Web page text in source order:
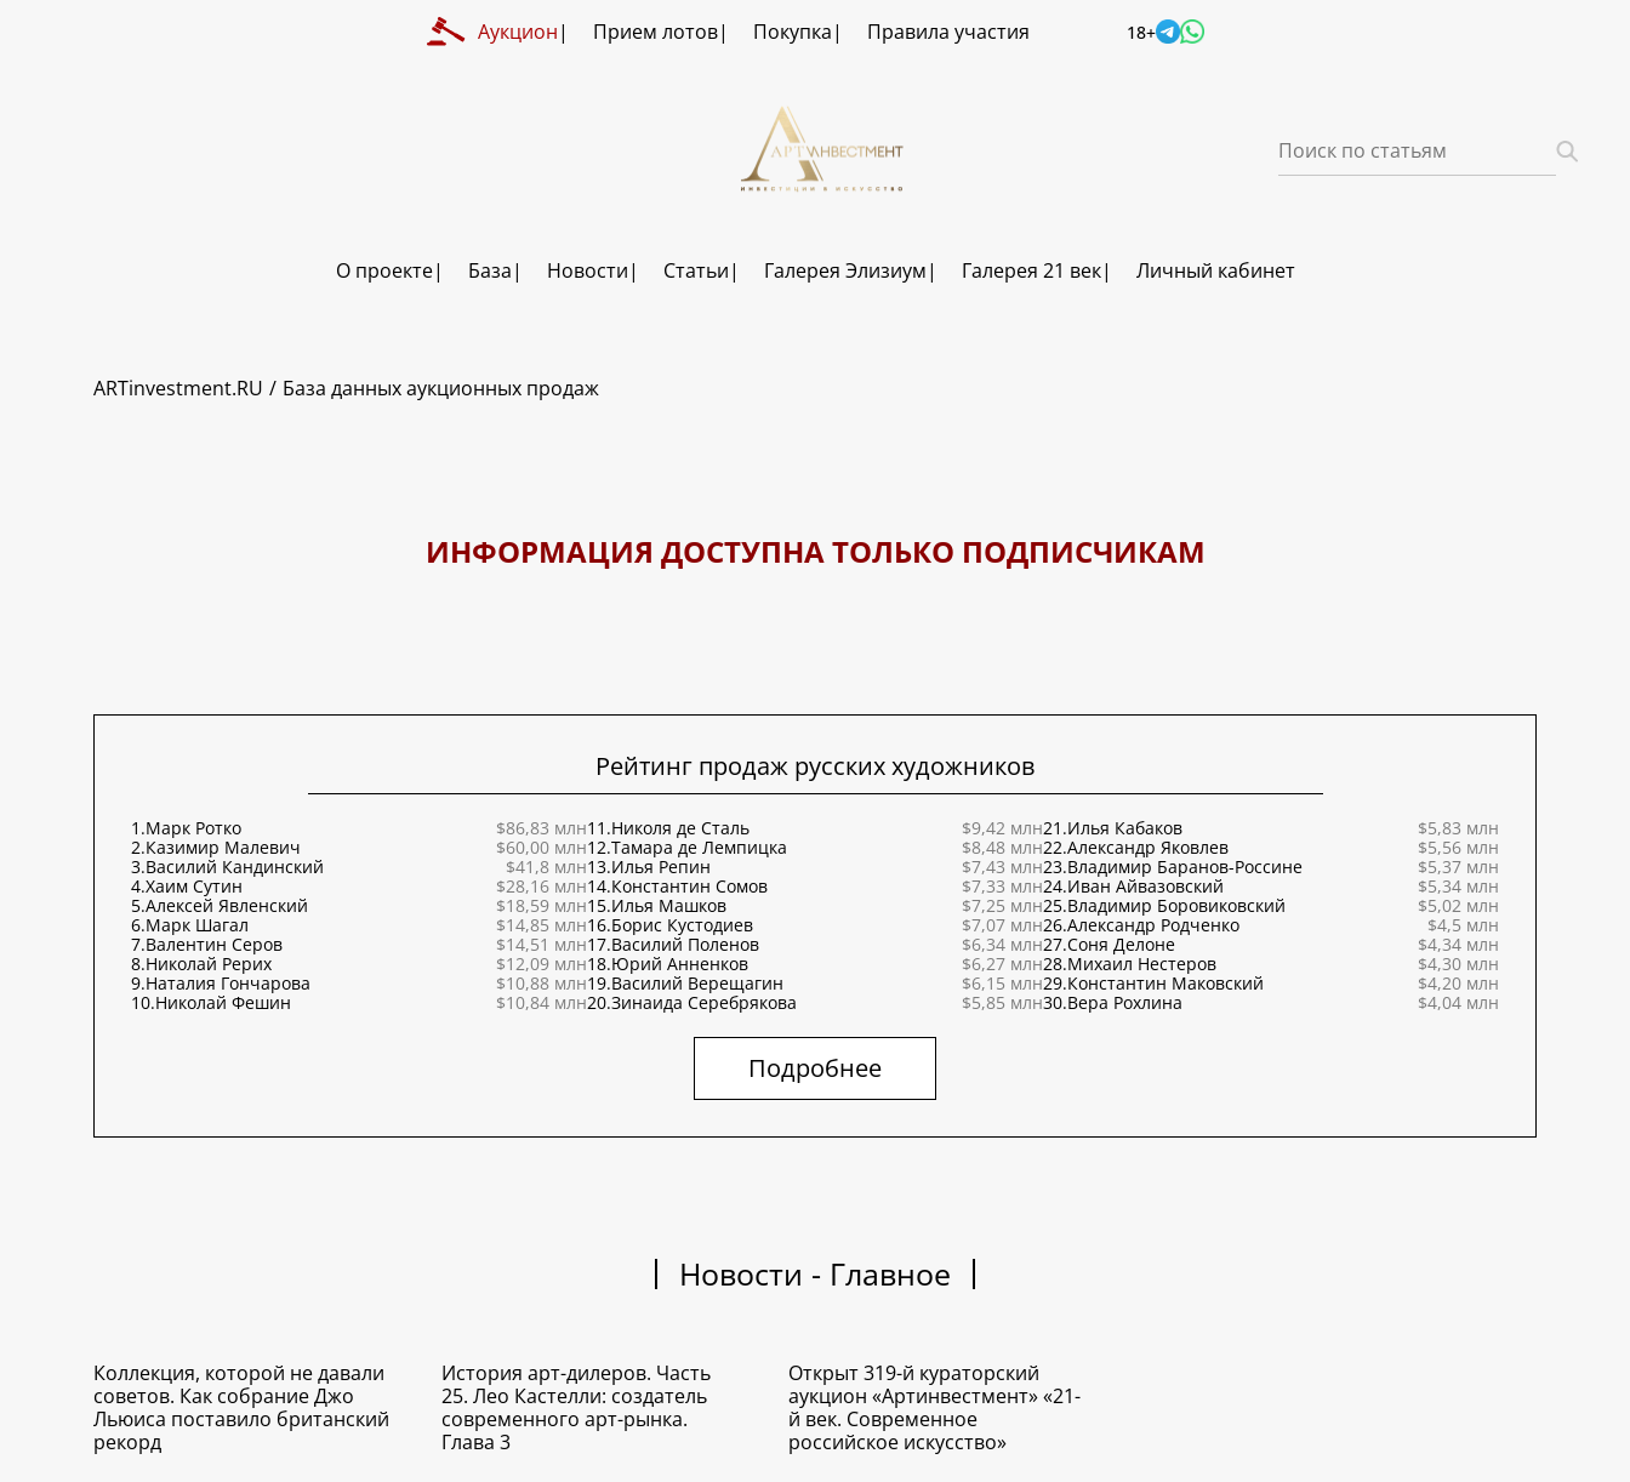
Аукцион Прием лотов Покупка Правила участия 18+
О проекте База Новости Статьи Галерея Элизиум Галерея 21 век Личный кабинет
ARTinvestment.RU База данных аукционных продаж
ИНФОРМАЦИЯ ДОСТУПНА ТОЛЬКО ПОДПИСЧИКАМ
Рейтинг продаж русских художников
1.Марк Ротко
$86,83 млн
2.Казимир Малевич
$60,00 млн
3.Василий Кандинский
$41,8 млн
4.Хаим Сутин
$28,16 млн
5.Алексей Явленский
$18,59 млн
6.Марк Шагал
$14,85 млн
7.Валентин Серов
$14,51 млн
8.Николай Рерих
$12,09 млн
9.Наталия Гончарова
$10,88 млн
10.Николай Фешин $10,84 млн
11.Николя де Сталь
$9,42 млн
12.Тамара де Лемпицка
$8,48 млн
13.Илья Репин
$7,43 млн
14.Константин Сомов
$7,33 млн
15.Илья Машков
$7,25 млн
16.Борис Кустодиев
$7,07 млн
17.Василий Поленов
$6,34 млн
18.Юрий Анненков
$6,27 млн
19.Василий Верещагин
$6,15 млн
20.Зинаида Серебрякова $5,85 млн
21.Илья Кабаков
$5,83 млн
22.Александр Яковлев
$5,56 млн
23.Владимир Баранов-Россине
$5,37 млн
24.Иван Айвазовский
$5,34 млн
25.Владимир Боровиковский
$5,02 млн
26.Александр Родченко
$4,5 млн
27.Соня Делоне
$4,34 млн
28.Михаил Нестеров
$4,30 млн
29.Константин Маковский
$4,20 млн
30.Вера Рохлина $4,04 млн
Подробнее
Новости - Главное
Коллекция, которой не давали
советов. Как собрание Джо
Льюиса поставило британский
рекорд
История арт-дилеров. Часть
25. Лео Кастелли: создатель
современного арт-рынка.
Глава 3
Открыт 319-й кураторский
аукцион «Артинвестмент» «21-
й век. Современное
российское искусство»